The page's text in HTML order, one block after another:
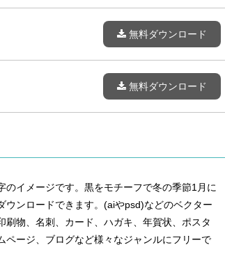
無料ダウンロード
無料ダウンロード
イメージです。黒をモチーフで冬の季節1月に
ンロードできます。(aiやpsd)などのベクター
物、名刺、カード、ハガキ、年賀状、ポスタ
ージ、ブログなど様々なジャンルにフリーで